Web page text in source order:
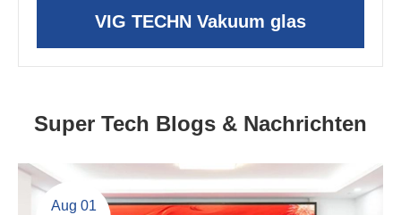
VIG TECHN Vakuum glas
Super Tech Blogs & Nachrichten
Aug 01